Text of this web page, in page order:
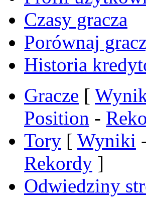
Czasy gracza
Porównaj
Historia
Gracze [
Position -
Tory [ Wyniki
Rekordy ]
Odwiedziny